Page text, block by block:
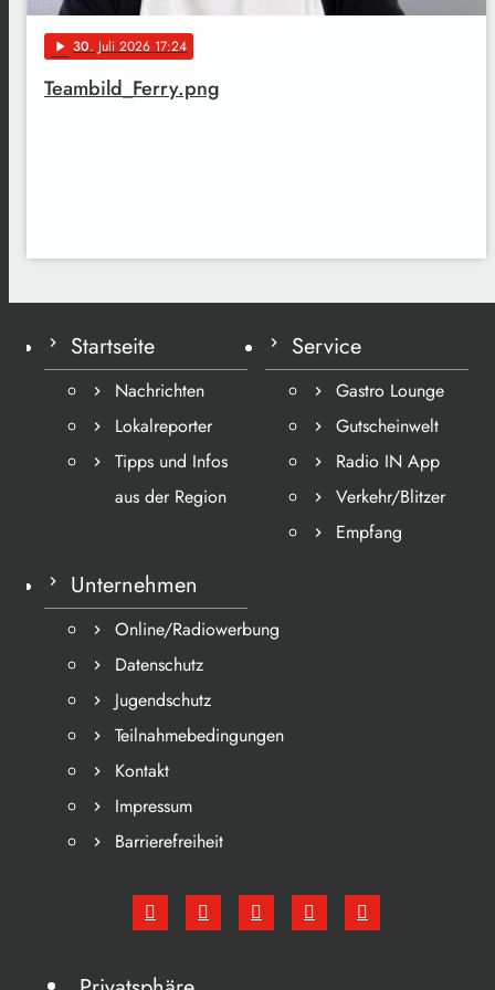
play_arrow 30. Juli 2026 17:24
Teambild_Ferry.png
Startseite
Nachrichten
Lokalreporter
Tipps und Infos
aus der Region
Service
Gastro Lounge
Gutscheinwelt
Radio IN App
Verkehr/Blitzer
Empfang
Unternehmen
Online/Radiowerbung
Datenschutz
Jugendschutz
Teilnahmebedingungen
Kontakt
Impressum
Barrierefreiheit